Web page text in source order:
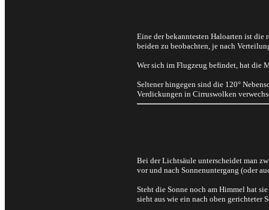
Eine der bekanntesten Haloarten ist die
beiden zu beobachten, je nach
Wer sich im Flugzeug befindet, hat die
Seltener hingegen sind die 120°
Verdickungen in Cirruswolken
Bei der Lichtsäule unterscheidet man
vor und nach Sonnenuntergang (oder
Steht die Sonne noch am Himmel hat
sieht aus wie ein nach oben gerichteter